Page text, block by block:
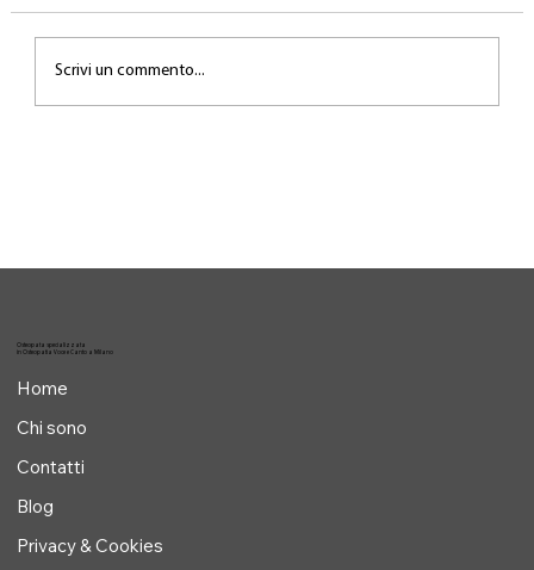
Scrivi un commento...
Osteopata specializzata
in Osteopatia Voce e Canto a Milano
Home
Chi sono
Contatti
Blog
Privacy & Cookies